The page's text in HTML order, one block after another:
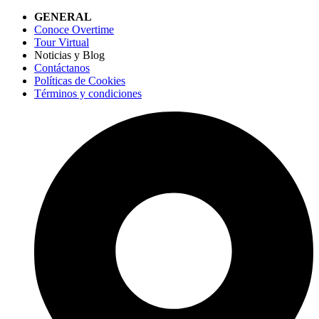
GENERAL
Conoce Overtime
Tour Virtual
Noticias y Blog
Contáctanos
Políticas de Cookies
Términos y condiciones